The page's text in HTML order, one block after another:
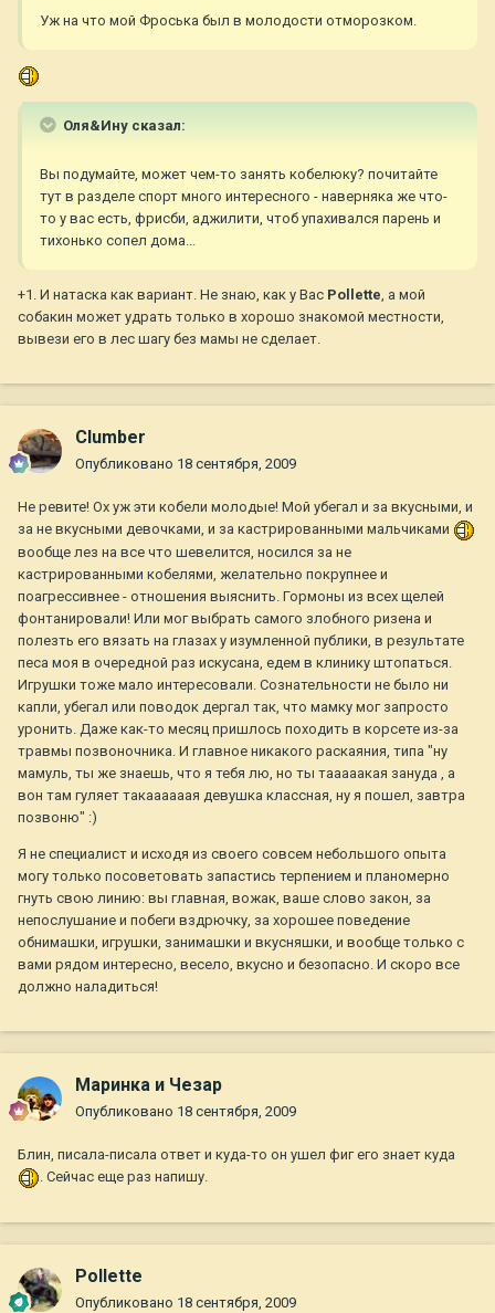
Уж на что мой Фроська был в молодости отморозком.
Оля&Ину сказал:
Вы подумайте, может чем-то занять кобелюку? почитайте
тут в разделе спорт много интересного - наверняка же что-
то у вас есть, фрисби, аджилити, чтоб упахивался парень и
тихонько сопел дома...
+1. И натаска как вариант. Не знаю, как у Вас Pollette , а мой
собакин может удрать только в хорошо знакомой местности,
вывези его в лес шагу без мамы не сделает.
Clumber
Опубликовано 18 сентября, 2009
Не ревите! Ох уж эти кобели молодые! Мой убегал и за вкусными, и
за не вкусными девочками, и за кастрированными мальчиками
вообще лез на все что шевелится, носился за не
кастрированными кобелями, желательно покрупнее и
поагрессивнее - отношения выяснить. Гормоны из всех щелей
фонтанировали! Или мог выбрать самого злобного ризена и
полезть его вязать на глазах у изумленной публики, в результате
песа моя в очередной раз искусана, едем в клинику штопаться.
Игрушки тоже мало интересовали. Сознательности не было ни
капли, убегал или поводок дергал так, что мамку мог запросто
уронить. Даже как-то месяц пришлось походить в корсете из-за
травмы позвоночника. И главное никакого раскаяния, типа "ну
мамуль, ты же знаешь, что я тебя лю, но ты тааааакая зануда , а
вон там гуляет такаааааая девушка классная, ну я пошел, завтра
позвоню" :)
Я не специалист и исходя из своего совсем небольшого опыта
могу только посоветовать запастись терпением и планомерно
гнуть свою линию: вы главная, вожак, ваше слово закон, за
непослушание и побеги вздрючку, за хорошее поведение
обнимашки, игрушки, занимашки и вкусняшки, и вообще только с
вами рядом интересно, весело, вкусно и безопасно. И скоро все
должно наладиться!
Маринка и Чезар
Опубликовано 18 сентября, 2009
Блин, писала-писала ответ и куда-то он ушел фиг его знает куда
. Сейчас еще раз напишу.
Pollette
Опубликовано 18 сентября, 2009